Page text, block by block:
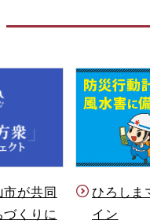
が共同
くりに
ひろしま
イン